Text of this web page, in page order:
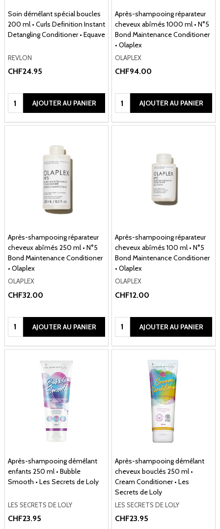
Soin démêlant spécial boucles
200 ml • Curls Definition Instant
Detangling Conditioner • Equave
REVLON
CHF24.95
Quantité:AJOUTER AU PANIER
Après-shampooing réparateur
cheveux abîmés 1000 ml • N°5
Bond Maintenance Conditioner
• Olaplex
OLAPLEX
CHF94.00
Quantité:AJOUTER AU PANIER
Après-shampooing réparateur
cheveux abîmés 250 ml • N°5
Bond Maintenance Conditioner
• Olaplex
OLAPLEX
CHF32.00
Quantité:AJOUTER AU PANIER
Après-shampooing réparateur
cheveux abîmés 100 ml • N°5
Bond Maintenance Conditioner
• Olaplex
OLAPLEX
CHF12.00
Quantité:AJOUTER AU PANIER
Après-shampooing démêlant
enfants 250 ml • Bubble
Smooth • Les Secrets de Loly
LES SECRETS DE LOLY
CHF23.95
Après-shampooing démêlant
cheveux bouclés 250 ml •
Cream Conditioner • Les
Secrets de Loly
LES SECRETS DE LOLY
CHF23.95